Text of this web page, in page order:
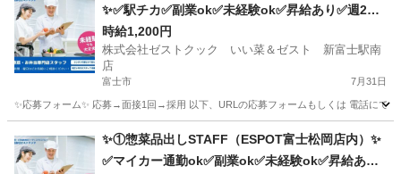
✨✅駅チカ✅副業ok✅未経験ok✅昇給あり✅週2～
ok✅扶養内ok
時給1,200円
株式会社ゼストクック いい菜＆ゼスト 新富士駅南
店
富士市 7月31日
✨応募フォーム✨ 応募→面接1回→採用 以下、URLの応募フォームもしくは 電話にて
キッチン スタッフ
✨①惣菜品出しSTAFF（ESPOT富士松岡店内）✨
✅マイカー通勤ok✅副業ok✅未経験ok✅昇給あり